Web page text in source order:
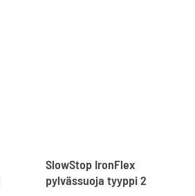
SlowStop IronFlex
pylvässuoja tyyppi 2